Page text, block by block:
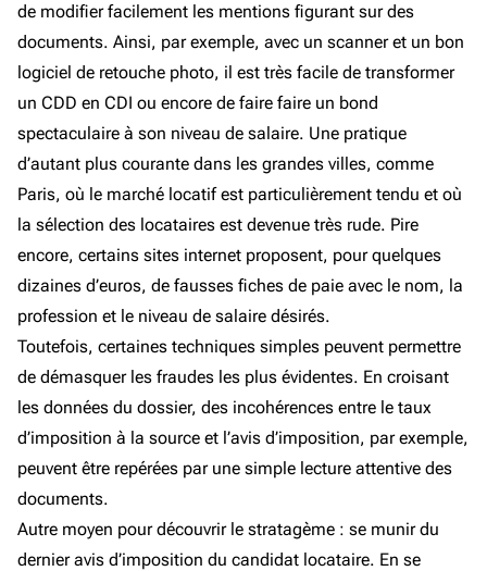
de modifier facilement les mentions figurant sur des
documents. Ainsi, par exemple, avec un scanner et un bon
logiciel de retouche photo, il est très facile de transformer
un CDD en CDI ou encore de faire faire un bond
spectaculaire à son niveau de salaire. Une pratique
d’autant plus courante dans les grandes villes, comme
Paris, où le marché locatif est particulièrement tendu et où
la sélection des locataires est devenue très rude. Pire
encore, certains sites internet proposent, pour quelques
dizaines d’euros, de fausses fiches de paie avec le nom, la
profession et le niveau de salaire désirés.
Toutefois, certaines techniques simples peuvent permettre
de démasquer les fraudes les plus évidentes. En croisant
les données du dossier, des incohérences entre le taux
d’imposition à la source et l’avis d’imposition, par exemple,
peuvent être repérées par une simple lecture attentive des
documents.
Autre moyen pour découvrir le stratagème : se munir du
dernier avis d’imposition du candidat locataire. En se